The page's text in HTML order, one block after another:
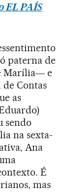
EL PAÍS
paterna de
Marília― e
Contas
as
sendo
na sexta-
Ana
É
mas